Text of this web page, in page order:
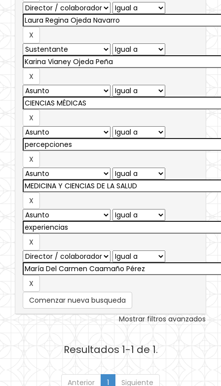
Comenzar nueva busqueda
Mostrar filtros avanzados
Resultados 1-1 de 1.
Anterior 1 Siguiente